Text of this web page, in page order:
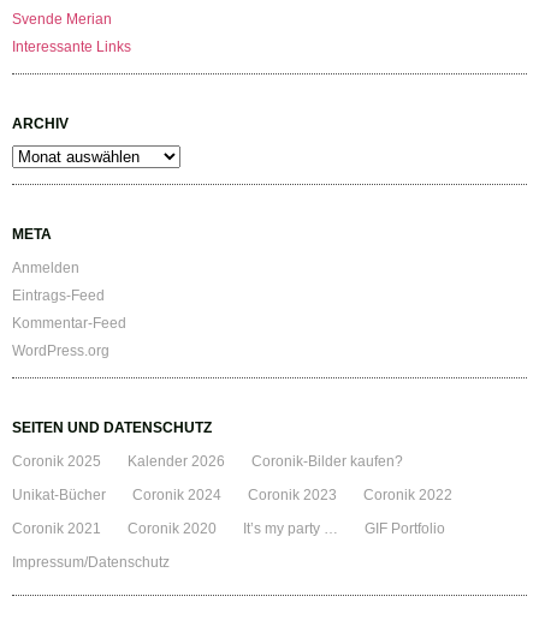
Svende Merian
Interessante Links
ARCHIV
Archiv
META
Anmelden
Eintrags-Feed
Kommentar-Feed
WordPress.org
SEITEN UND DATENSCHUTZ
Coronik 2025
Kalender 2026
Coronik-Bilder kaufen?
Unikat-Bücher
Coronik 2024 Coronik 2023
Coronik 2022
Coronik 2021
Coronik 2020 It’s my party …
GIF Portfolio
Impressum/Datenschutz